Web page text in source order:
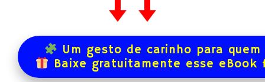
Um gesto de carinho para
Baixe gratuitamente esse